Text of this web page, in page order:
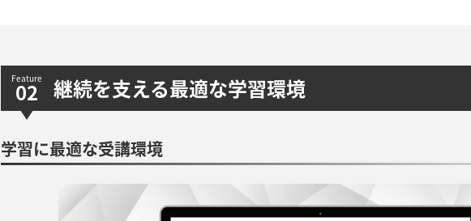
継続を支える最適な学習環境
学習に最適な受講環境